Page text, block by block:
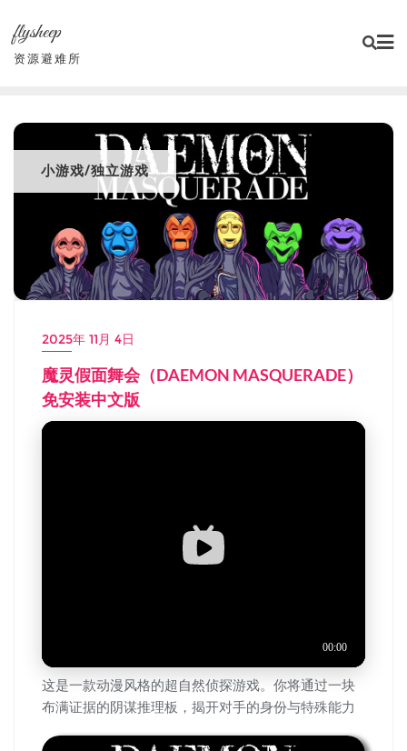
content
flysheep
资源避难所
小游戏/独立游戏
2025年 11月 4日
魔灵假面舞会（DAEMON MASQUERADE）
免安装中文版
这是一款动漫风格的超自然侦探游戏。你将通过一块
布满证据的阴谋推理板，揭开对手的身份与特殊能力